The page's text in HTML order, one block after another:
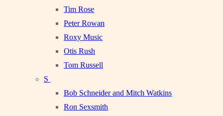
Tim Rose
Peter Rowan
Roxy Music
Otis Rush
Tom Russell
S
Bob Schneider and Mitch Watkins
Ron Sexsmith